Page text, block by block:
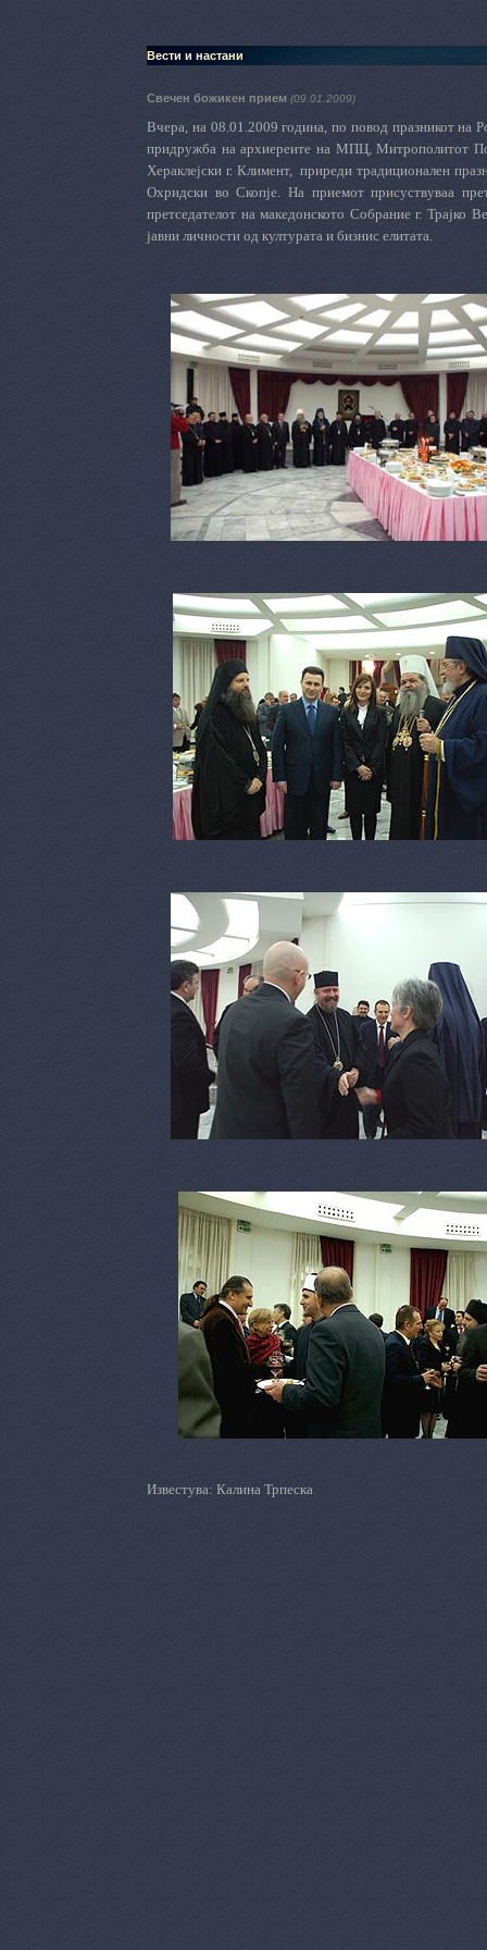
Вести и настани
Свечен божикен прием (09.01.2009)
Вчера, на 08.01.2009 година, по повод празникот на
придружба на архиереите на МПЦ, Митрополитот
Хераклејски г. Климент, приреди традиционален
Охридски во Скопје. На приемот присуствуваа
претседателот на македонското Собрание г. Трајко
јавни личности од културата и бизнис елитата.
Известува: Калина Трпеска